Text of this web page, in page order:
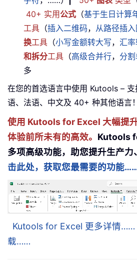
40+ 实用公式 （基于生日计算
工具 （插入二维码， 从路径插
换工具 （小写金额转大写， 汇
和拆分工具 （高级合并行， 分
多
在您的首选语言中使用 Kutools –
语、法语、中文及 40+ 种其他语言！
使用 Kutools for Excel 大幅提
体验前所未有的高效。 Kutools
多项高级功能，助您提升生产力
击此处，获取您最需要的功能
Kutools for Excel 更多详情……
载……